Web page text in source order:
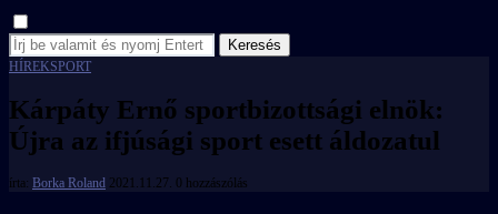
Keresés
HÍREKSPORT
Kárpáty Ernő sportbizottsági elnök:
Újra az ifjúsági sport esett áldozatul
írta: Borka Roland 2021.11.27. 0 hozzászólás